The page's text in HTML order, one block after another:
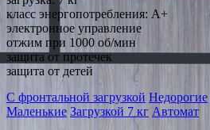
класс энергопотребления: A+
электронное управление
отжим при 1000 об/мин
защита от протечек
защита от детей
С фронтальной загрузкой Недорогие
Маленькие Загрузкой 7 кг Автомат